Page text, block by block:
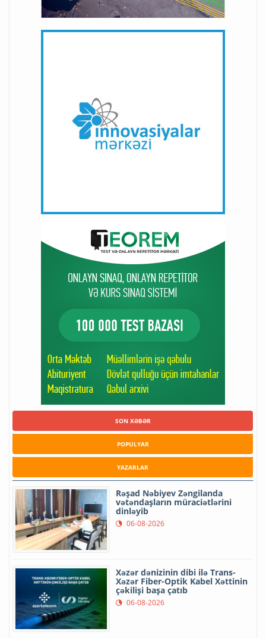
SON XƏBƏR
POPULYAR
YAZARLAR
Rəşad Nəbiyev Zəngilanda
vətəndaşların müraciətlərini
dinləyib
06-08-2026
Xəzər dənizinin dibi ilə Trans-
Xəzər Fiber-Optik Kabel Xəttinin
çəkilişi başa çatıb
06-08-2026